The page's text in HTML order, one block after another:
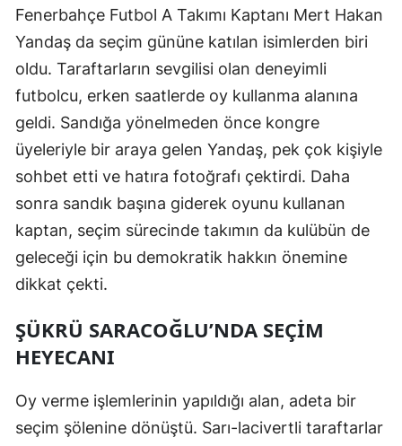
Isparta
Mersin
İstanbul
İzmir
Kars
Kastamonu
Kayseri
Kırşehir
Konya
Kütahya
Fenerbahçe Futbol A Takımı Kaptanı Mert Hakan
Yandaş da seçim gününe katılan isimlerden biri
oldu. Taraftarların sevgilisi olan deneyimli
futbolcu, erken saatlerde oy kullanma alanına
geldi. Sandığa yönelmeden önce kongre
üyeleriyle bir araya gelen Yandaş, pek çok kişiyle
sohbet etti ve hatıra fotoğrafı çektirdi. Daha
sonra sandık başına giderek oyunu kullanan
kaptan, seçim sürecinde takımın da kulübün de
geleceği için bu demokratik hakkın önemine
dikkat çekti.
ŞÜKRÜ SARACOĞLU’NDA SEÇIM
HEYECANI
Oy verme işlemlerinin yapıldığı alan, adeta bir
seçim şölenine dönüştü. Sarı-lacivertli taraftarlar